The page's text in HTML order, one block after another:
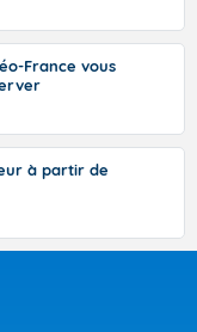
France vous
à partir de